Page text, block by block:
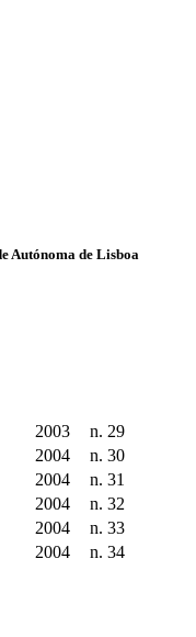
Autónoma de Lisboa
2003 n. 29
2004 n. 30
2004 n. 31
2004 n. 32
2004 n. 33
2004 n. 34